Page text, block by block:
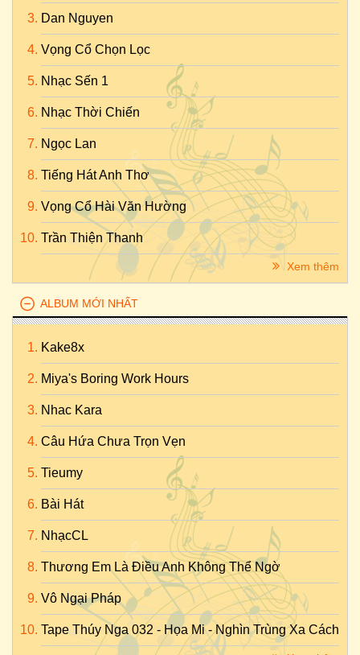
Dan Nguyen
Vọng Cổ Chọn Lọc
Nhạc Sến 1
Nhạc Thời Chiến
Ngọc Lan
Tiếng Hát Anh Thơ
Vọng Cổ Hài Văn Hường
Trần Thiện Thanh
Xem thêm
ALBUM MỚI NHẤT
Kake8x
Miya's Boring Work Hours
Nhac Kara
Câu Hứa Chưa Trọn Vẹn
Tieumy
Bài Hát
NhạcCL
Thương Em Là Điều Anh Không Thể Ngờ
Vô Ngại Pháp
Tape Thúy Nga 032 - Họa Mi - Nghìn Trùng Xa Cách